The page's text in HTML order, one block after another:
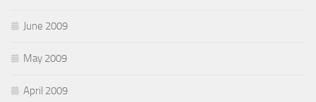
June 2009
May 2009
April 2009